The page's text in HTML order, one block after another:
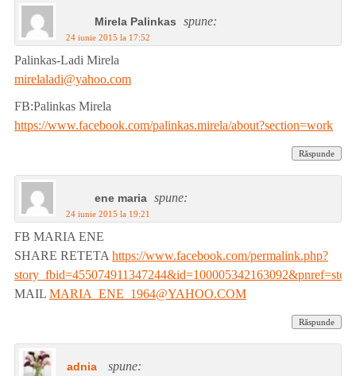
Mirela Palinkas spune:
24 iunie 2015 la 17:52
Palinkas-Ladi Mirela
mirelaladi@yahoo.com
FB:Palinkas Mirela
https://www.facebook.com/palinkas.mirela/about?section=work
Răspunde
ene maria spune:
24 iunie 2015 la 19:21
FB MARIA ENE
SHARE RETETA https://www.facebook.com/permalink.php?
story_fbid=455074911347244&id=100005342163092&pnref=story
MAIL MARIA_ENE_1964@YAHOO.COM
Răspunde
adnia spune: